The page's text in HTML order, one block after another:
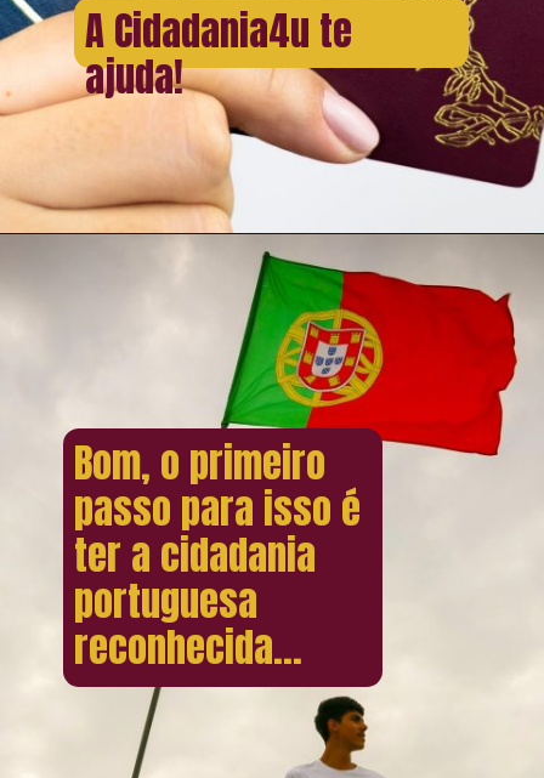
A Cidadania4u te
ajuda!
Bom, o primeiro
passo para isso é
ter a cidadania
portuguesa
reconhecida...